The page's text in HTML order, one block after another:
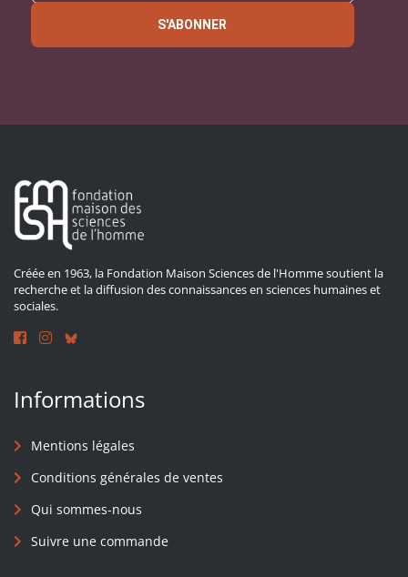
S'ABONNER
Créée en 1963, la Fondation Maison Sciences de l'Homme soutient la
recherche et la diffusion des connaissances en sciences humaines et
sociales.
Informations
Mentions légales
Conditions générales de ventes
Qui sommes-nous
Suivre une commande